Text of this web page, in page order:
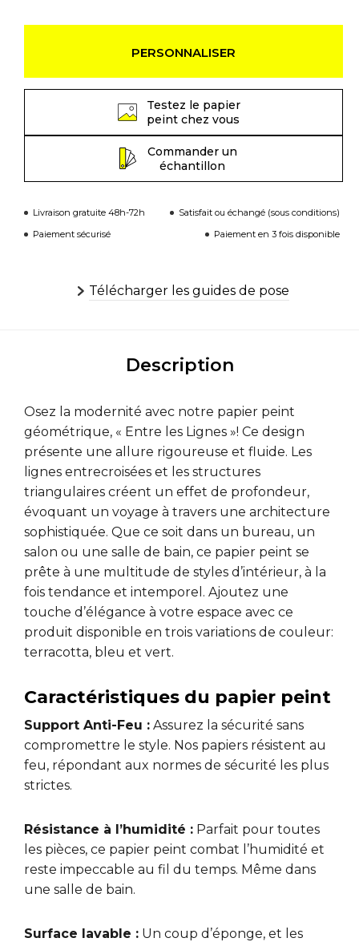
PERSONNALISER
Testez le papier
peint chez vous
Commander un
échantillon
Livraison gratuite 48h-72h
Satisfait ou échangé (sous conditions)
Paiement sécurisé
Paiement en 3 fois disponible
Télécharger les guides de pose
Description
Osez la modernité avec notre papier peint
géométrique, « Entre les Lignes »! Ce design
présente une allure rigoureuse et fluide. Les
lignes entrecroisées et les structures
triangulaires créent un effet de profondeur,
évoquant un voyage à travers une architecture
sophistiquée. Que ce soit dans un bureau, un
salon ou une salle de bain, ce papier peint se
prête à une multitude de styles d’intérieur, à la
fois tendance et intemporel. Ajoutez une
touche d’élégance à votre espace avec ce
produit disponible en trois variations de couleur:
terracotta, bleu et vert.
Caractéristiques du papier peint
Support Anti-Feu : Assurez la sécurité sans
compromettre le style. Nos papiers résistent au
feu, répondant aux normes de sécurité les plus
strictes.
Résistance à l’humidité : Parfait pour toutes
les pièces, ce papier peint combat l’humidité et
reste impeccable au fil du temps. Même dans
une salle de bain.
Surface lavable : Un coup d’éponge, et les